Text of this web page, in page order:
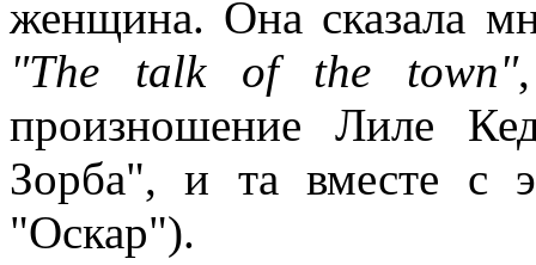
женщина. Она сказала
"The talk of the town"
произношение Лиле
Зорба", и та вместе с
"Оскар").